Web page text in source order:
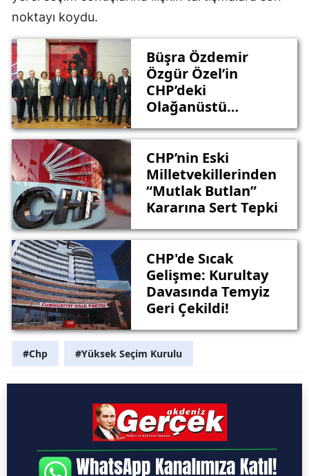
noktayı koydu.
Büşra Özdemir
Özgür Özel’in
CHP’deki
Olağanüstü
Aldı
CHP’nin Eski
Milletvekillerinden
“Mutlak Butlan”
Kararına Sert Tepki
CHP'de Sıcak
Gelişme: Kurultay
Davasında Temyiz
Geri Çekildi!
#Chp #Yüksek Seçim Kurulu